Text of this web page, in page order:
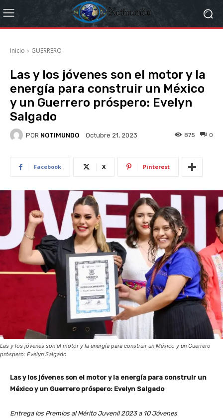
Inicio GUERRERO
Las y los jóvenes son el motor y la
energía para construir un México
y un Guerrero próspero: Evelyn
Salgado
POR NOTIMUNDO Octubre 21, 2023 0
875
Facebook X Pinterest
Las y los jóvenes son el motor y la energía para construir un México y un Guerrero
próspero: Evelyn Salgado
Las y los jóvenes son el motor y la energía para construir un
México y un Guerrero próspero: Evelyn Salgado
Entrega los Premios al Mérito Juvenil 2023 a 10 Jóvenes